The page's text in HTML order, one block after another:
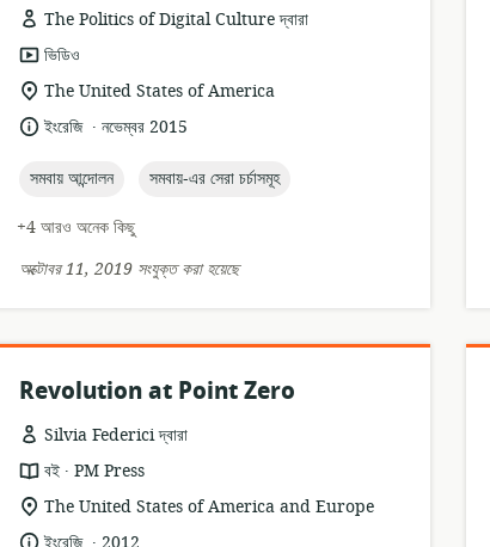
The Politics of Digital Culture দ্বারা
তথ্যসম্পদের
ফর্ম্যাট:
ভিডিও
প্রাসঙ্গিকতার
অবস্থান:
The United States of America
ভাষা:ইংরেজি .
প্রকাশনারনভেম্বর 2015
topic:
সমবায় আন্দোলন topic:
সমবায়-এর সেরা চর্চাসমূহ
+4 আরও অনেক কিছু
অক্টোবর 11, 2019 সংযুক্ত করা হয়েছে
Revolution at Point Zero
Silvia Federici দ্বারা
তথ্যসম্পদের
ফর্ম্যাট:
বই .
প্রকাশক:PM Press
প্রাসঙ্গিকতার
অবস্থান:
The United States of America and Europe
ভাষা:
.
প্রকাশনার